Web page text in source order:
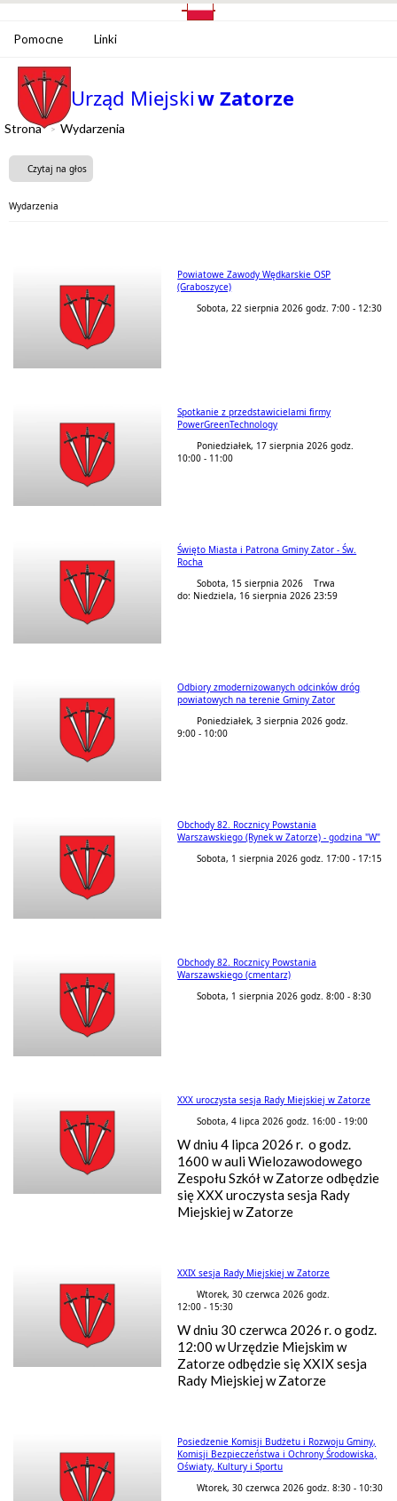
Pomocne Linki
Urząd Miejskiw Zatorze
Strona Wydarzenia
Czytaj na głos
Wydarzenia
Powiatowe Zawody Wędkarskie OSP
(Graboszyce)
Sobota, 22 sierpnia 2026 godz. 7:00 - 12:30
Spotkanie z przedstawicielami firmy
PowerGreenTechnology
Poniedziałek, 17 sierpnia 2026 godz.
10:00 - 11:00
Święto Miasta i Patrona Gminy Zator - Św.
Rocha
Sobota, 15 sierpnia 2026 Trwa
do: Niedziela, 16 sierpnia 2026 23:59
Odbiory zmodernizowanych odcinków dróg
powiatowych na terenie Gminy Zator
Poniedziałek, 3 sierpnia 2026 godz.
9:00 - 10:00
Obchody 82. Rocznicy Powstania
Warszawskiego (Rynek w Zatorze) - godzina "W"
Sobota, 1 sierpnia 2026 godz. 17:00 - 17:15
Obchody 82. Rocznicy Powstania
Warszawskiego (cmentarz)
Sobota, 1 sierpnia 2026 godz. 8:00 - 8:30
XXX uroczysta sesja Rady Miejskiej w Zatorze
Sobota, 4 lipca 2026 godz. 16:00 - 19:00
W dniu 4 lipca 2026 r. o godz.
1600 w auli Wielozawodowego
Zespołu Szkół w Zatorze odbędzie
się XXX uroczysta sesja Rady
Miejskiej w Zatorze
XXIX sesja Rady Miejskiej w Zatorze
Wtorek, 30 czerwca 2026 godz.
12:00 - 15:30
W dniu 30 czerwca 2026 r. o godz.
12:00 w Urzędzie Miejskim w
Zatorze odbędzie się XXIX sesja
Rady Miejskiej w Zatorze
Posiedzenie Komisji Budżetu i Rozwoju Gminy,
Komisji Bezpieczeństwa i Ochrony Środowiska,
Oświaty, Kultury i Sportu
Wtorek, 30 czerwca 2026 godz. 8:30 - 10:30